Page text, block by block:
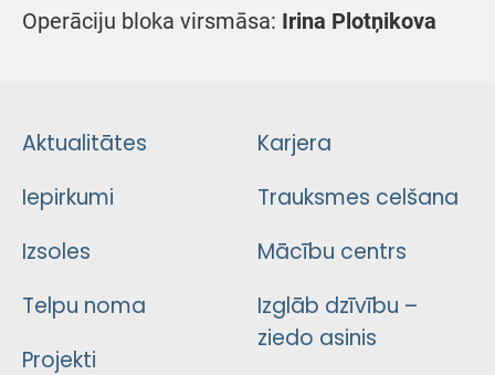
Operāciju bloka virsmāsa: Irina Plotņikova
Aktualitātes
Iepirkumi
Izsoles
Telpu noma
Projekti
Karjera
Trauksmes celšana
Mācību centrs
Izglāb dzīvību –
ziedo asinis